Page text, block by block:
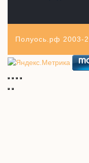
Полуось.рф 2003-